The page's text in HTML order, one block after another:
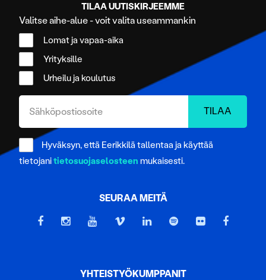
TILAA UUTISKIRJEEMME
Valitse aihe-alue - voit valita useammankin
Lomat ja vapaa-aika
Yrityksille
Urheilu ja koulutus
Hyväksyn, että Eerikkilä tallentaa ja käyttää
tietojanitietosuojaselosteen mukaisesti.
SEURAA MEITÄ
YHTEISTYÖKUMPPANIT